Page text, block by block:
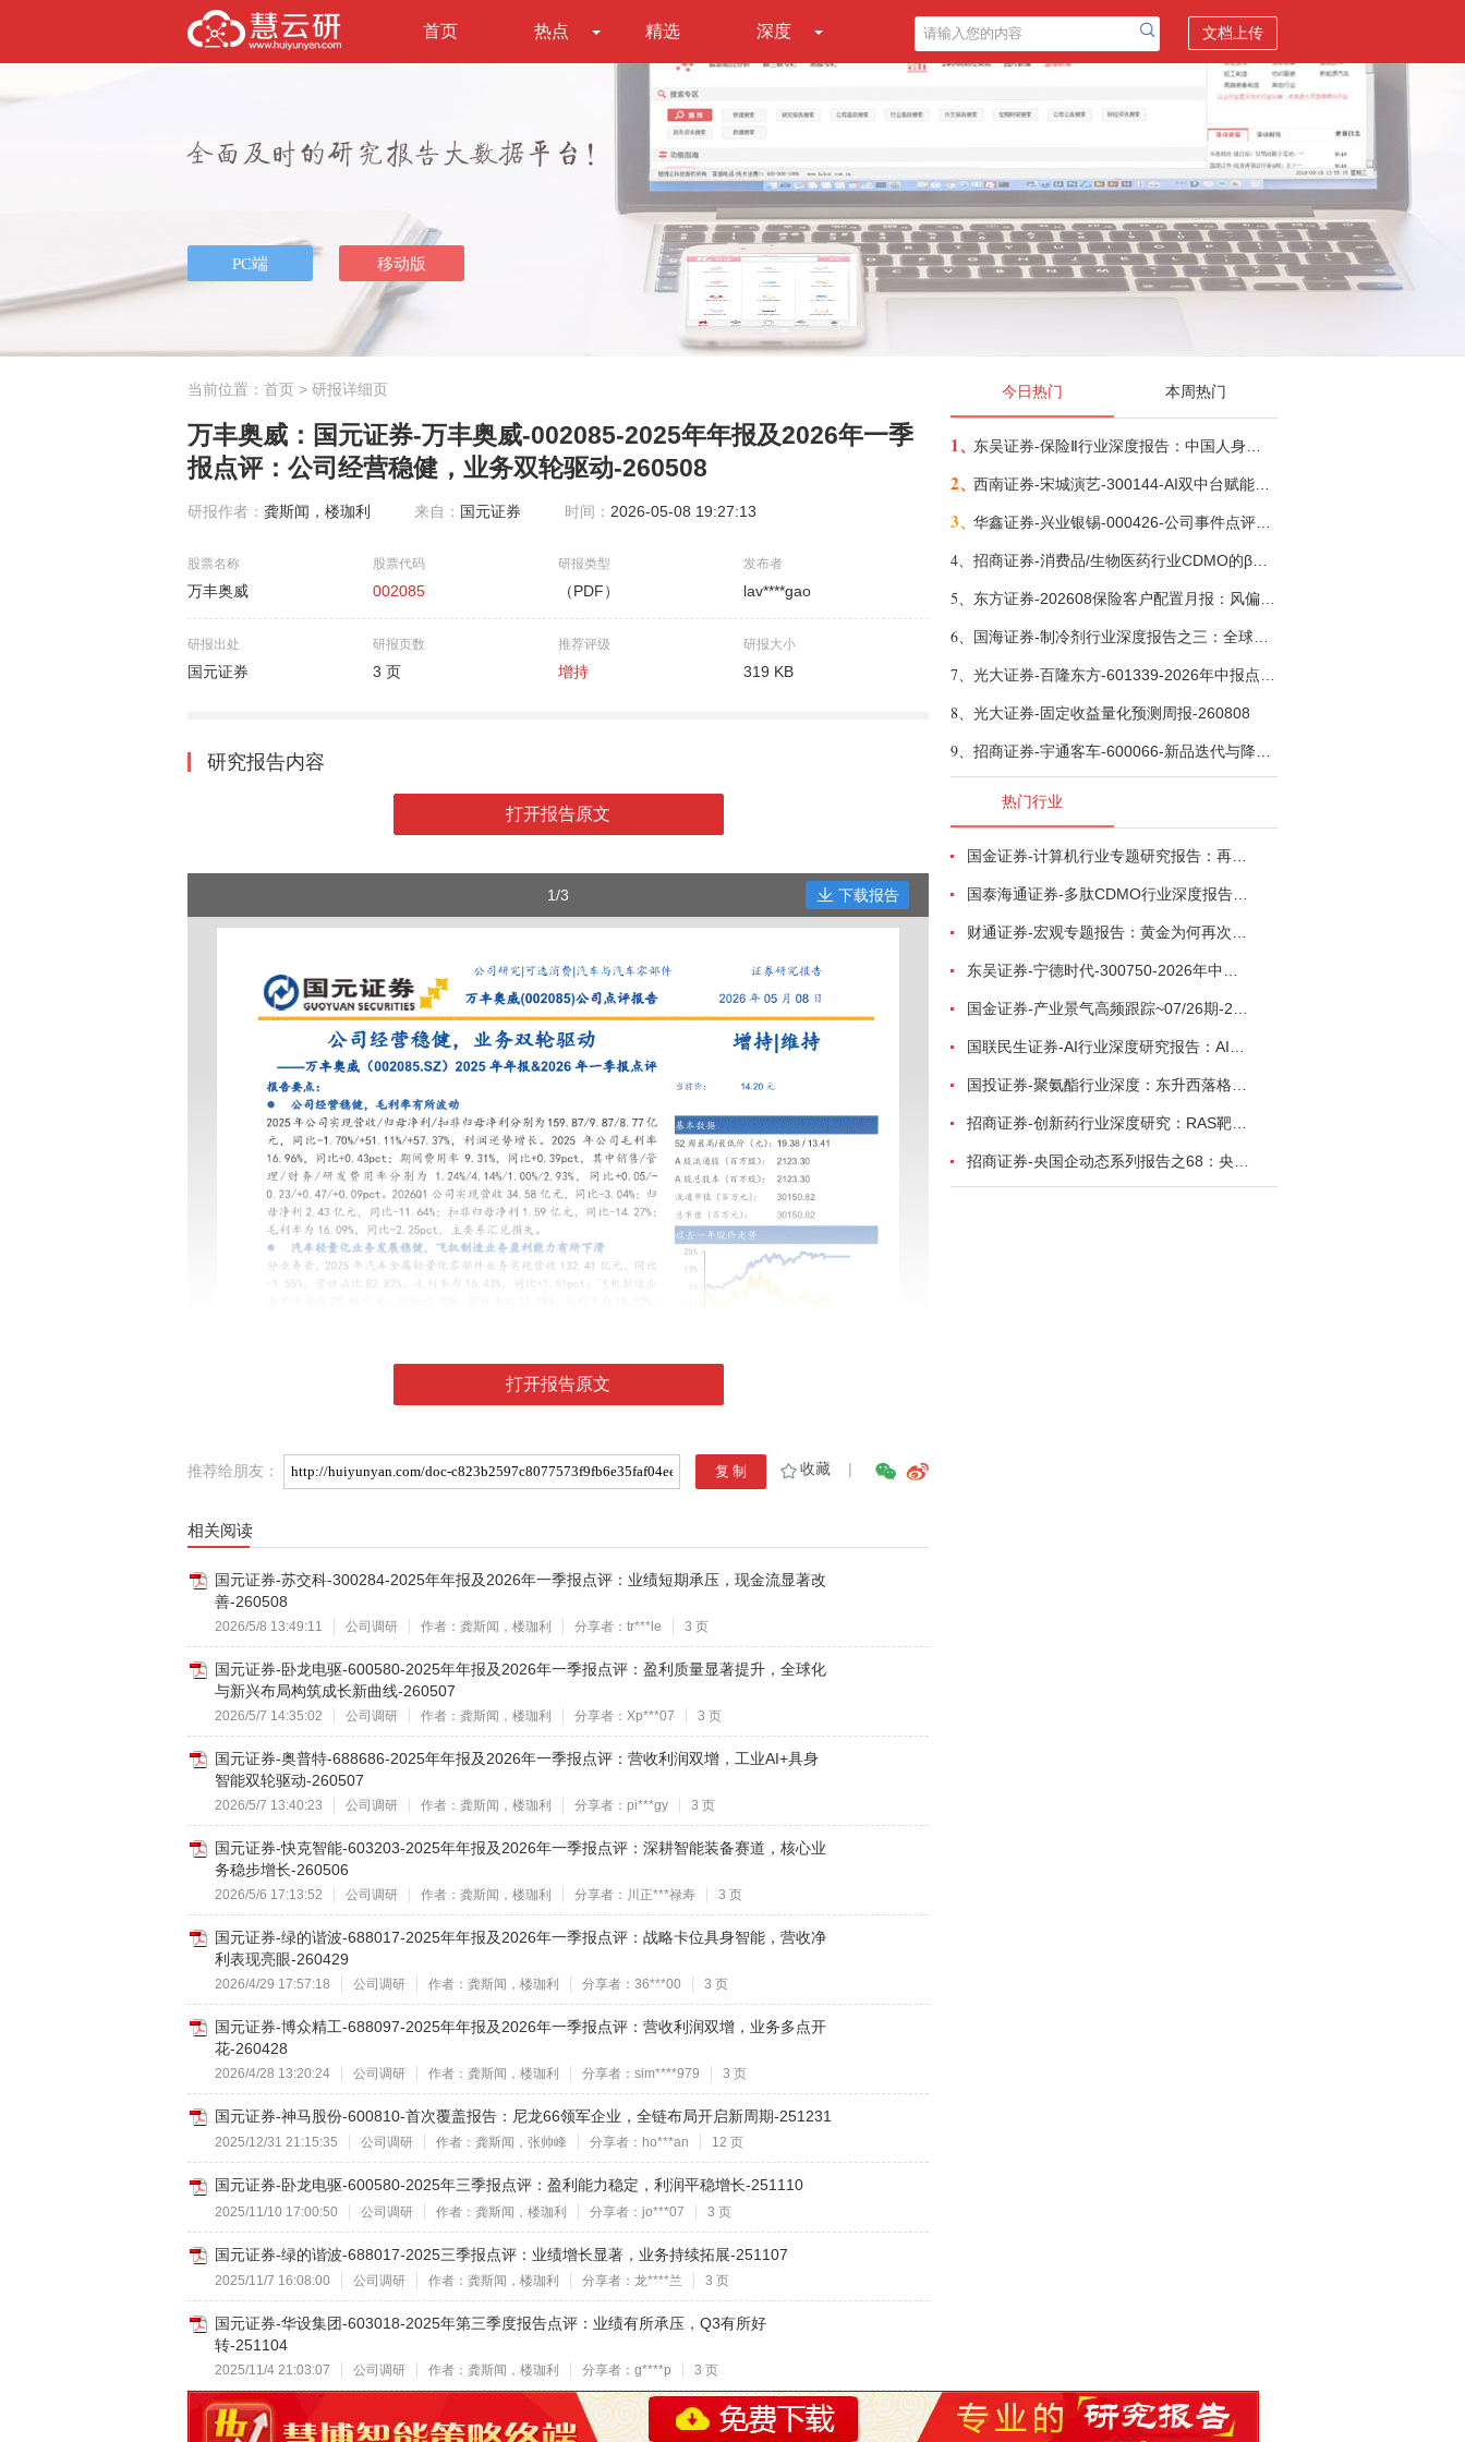
首页 热点 精选 深度 文档上传
当前位置： 首页 > 研报详细页
万丰奥威：国元证券-万丰奥威-002085-2025年年报及2026年一季
报点评：公司经营稳健，业务双轮驱动-260508
研报作者： 龚斯闻，楼珈利 来自： 国元证券 时间： 2026-05-08 19:27:13
股票名称
万丰奥威
股票代码
002085
研报类型
（PDF）
发布者
lav****gao
研报出处
国元证券
研报页数
3 页
推荐评级
增持
研报大小
319 KB
研究报告内容
打开报告原文
1/3 下载报告
打开报告原文
推荐给朋友： 收藏 |
相关阅读
国元证券-苏交科-300284-2025年年报及2026年一季报点评：业绩短期承压，现金流显著改
善-260508
2026/5/8 13:49:11 公司调研 作者：龚斯闻，楼珈利 分享者：tr***le 3 页
国元证券-卧龙电驱-600580-2025年年报及2026年一季报点评：盈利质量显著提升，全球化
与新兴布局构筑成长新曲线-260507
2026/5/7 14:35:02 公司调研 作者：龚斯闻，楼珈利 分享者：Xp***07 3 页
国元证券-奥普特-688686-2025年年报及2026年一季报点评：营收利润双增，工业AI+具身
智能双轮驱动-260507
2026/5/7 13:40:23 公司调研 作者：龚斯闻，楼珈利 分享者：pi***gy 3 页
国元证券-快克智能-603203-2025年年报及2026年一季报点评：深耕智能装备赛道，核心业
务稳步增长-260506
2026/5/6 17:13:52 公司调研 作者：龚斯闻，楼珈利 分享者：川正***禄寿 3 页
国元证券-绿的谐波-688017-2025年年报及2026年一季报点评：战略卡位具身智能，营收净
利表现亮眼-260429
2026/4/29 17:57:18 公司调研 作者：龚斯闻，楼珈利 分享者：36***00 3 页
国元证券-博众精工-688097-2025年年报及2026年一季报点评：营收利润双增，业务多点开
花-260428
2026/4/28 13:20:24 公司调研 作者：龚斯闻，楼珈利 分享者：sim****979 3 页
国元证券-神马股份-600810-首次覆盖报告：尼龙66领军企业，全链布局开启新周期-251231
2025/12/31 21:15:35 公司调研 作者：龚斯闻，张帅峰 分享者：ho***an 12 页
国元证券-卧龙电驱-600580-2025年三季报点评：盈利能力稳定，利润平稳增长-251110
2025/11/10 17:00:50 公司调研 作者：龚斯闻，楼珈利 分享者：jo***07 3 页
国元证券-绿的谐波-688017-2025三季报点评：业绩增长显著，业务持续拓展-251107
2025/11/7 16:08:00 公司调研 作者：龚斯闻，楼珈利 分享者：龙****兰 3 页
国元证券-华设集团-603018-2025年第三季度报告点评：业绩有所承压，Q3有所好
转-251104
2025/11/4 21:03:07 公司调研 作者：龚斯闻，楼珈利 分享者：g****p 3 页
今日热门 本周热门
1、
2、
3、
4、
5、
6、
7、
8、 光大证券-固定收益量化预测周报-260808
9、
热门行业